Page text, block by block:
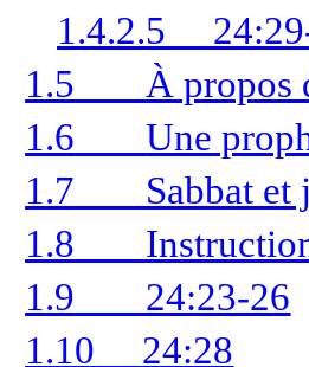
1.4.2.5
1.5
À propos
1.6
Une
1.7
Sabbat
1.8
1.9
24:23-26
1.10
24:28